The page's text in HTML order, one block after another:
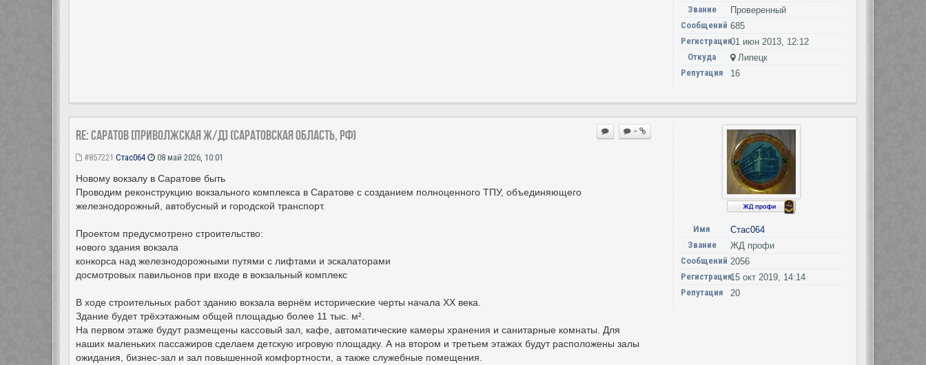
Звание
Проверенный
Сообщений 685
Регистрация01 июн 2013, 12:12
Откуда
Липецк
Репутация
16
+
Re: Саратов [Приволжская ж/д] (Саратовская область, РФ)
#857221 Стас064 08 май 2026, 10:01
Новому вокзалу в Саратове быть
Проводим реконструкцию вокзального комплекса в Саратове с созданием полноценного ТПУ, объединяющего
железнодорожный, автобусный и городской транспорт.
Проектом предусмотрено строительство:
нового здания вокзала
конкорса над железнодорожными путями с лифтами и эскалаторами
досмотровых павильонов при входе в вокзальный комплекс
В ходе строительных работ зданию вокзала вернём исторические черты начала XX века.
Здание будет трёхэтажным общей площадью более 11 тыс. м².
На первом этаже будут размещены кассовый зал, кафе, автоматические камеры хранения и санитарные комнаты. Для
наших маленьких пассажиров сделаем детскую игровую площадку. А на втором и третьем этажах будут расположены залы
ожидания, бизнес-зал и зал повышенной комфортности, а также служебные помещения.
Имя
Стас064
Звание
ЖД профи
Сообщений 2056
Регистрация15 окт 2019, 14:14
Репутация
20